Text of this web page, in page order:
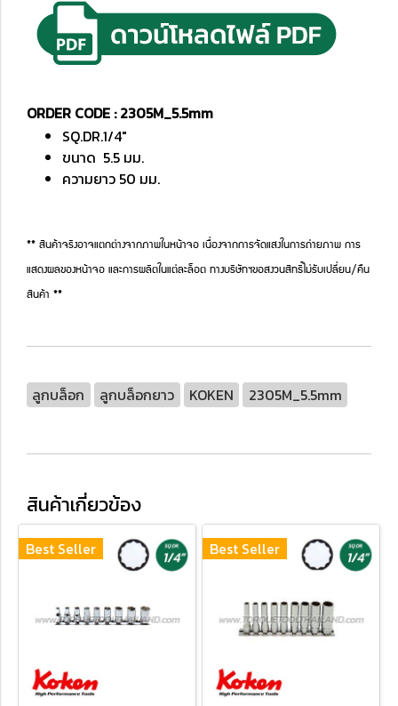
ORDER CODE : 2305M_5.5mm
SQ.DR.1/4"
ขนาด 5.5 มม.
ความยาว 50 มม.
** สินค้าจริงอาจแตกต่างจากภาพในหน้าจอ เนื่องจากการจัดแสงในการถ่ายภาพ การ
แสดงผลของหน้าจอ และการผลิตในแต่ละล็อต ทางบริษัทฯขอสงวนสิทธิ์ไม่รับเปลี่ยน/คืน
สินค้า **
ลูกบล็อก ลูกบล็อกยาว KOKEN 2305M_5.5mm
สินค้าเกี่ยวข้อง
Best Seller Best Seller